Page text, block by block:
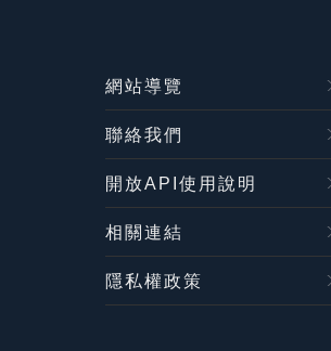
網站導覽
聯絡我們
開放API使用說明
相關連結
隱私權政策